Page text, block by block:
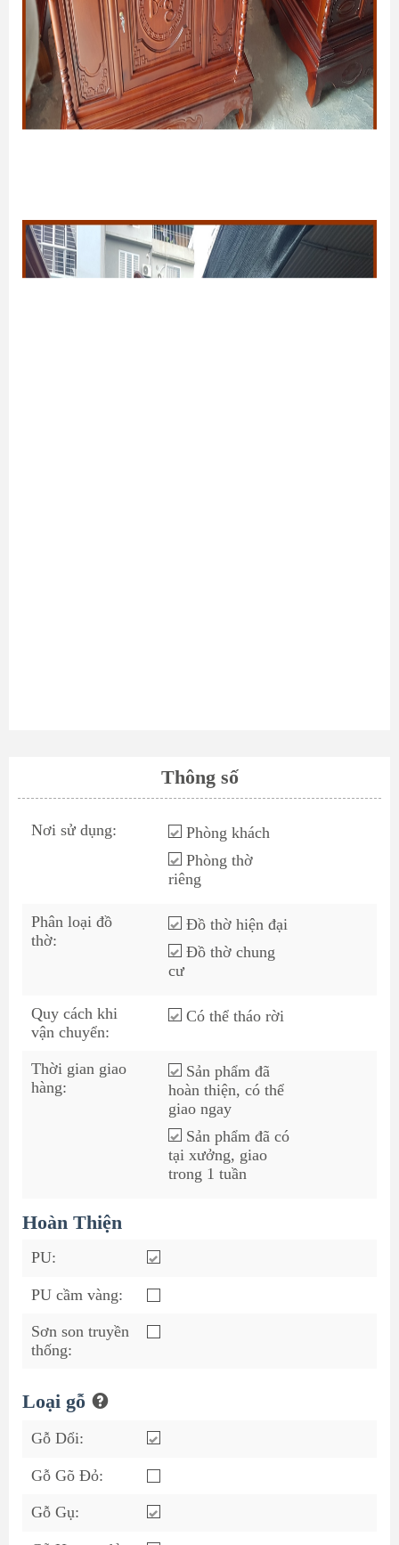
Thông số
Nơi sử dụng:
Phòng khách
Phòng thờ
riêng
Phân loại đồ
thờ:
Đồ thờ hiện đại
Đồ thờ chung
cư
Quy cách khi
vận chuyển:
Có thể tháo rời
Thời gian giao
hàng:
Sản phẩm đã
hoàn thiện, có thể
giao ngay
Sản phẩm đã có
tại xưởng, giao
trong 1 tuần
Hoàn Thiện
PU:
PU cầm vàng:
Sơn son truyền
thống:
Loại gỗ
Gỗ Dổi:
Gỗ Gõ Đỏ:
Gỗ Gụ: